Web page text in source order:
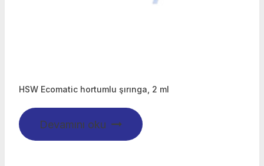
HSW Ecomatic hortumlu şırınga, 2 ml
Devamını oku